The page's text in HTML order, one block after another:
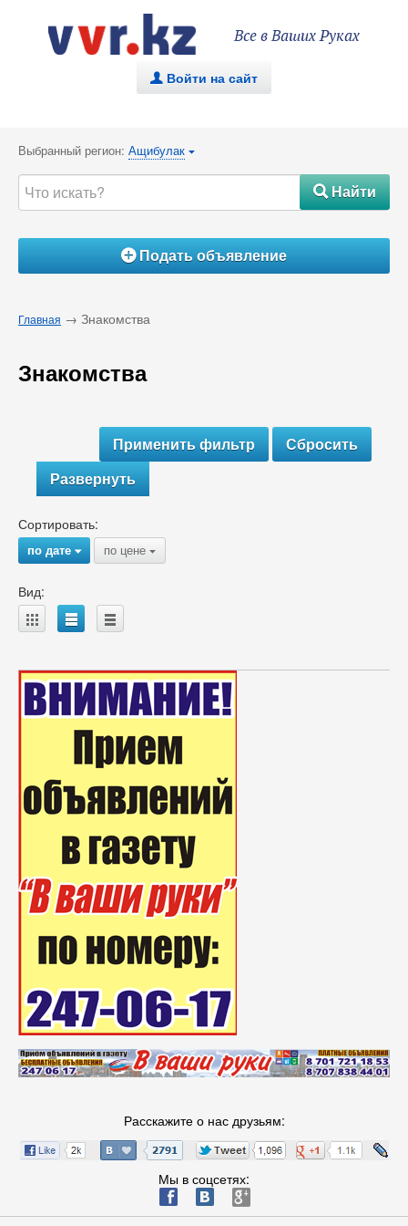
Все в Ваших Руках
. Войти на сайт
Выбранный регион: Ащибулак {
#Найти
ÁПодать объявление
Главная → Знакомства
Знакомства
Развернуть
Сортировать:
по дате{ по цене {
Вид:
A B C
Расскажите о нас друзьям:
Мы в соцсетях:
ä æ è